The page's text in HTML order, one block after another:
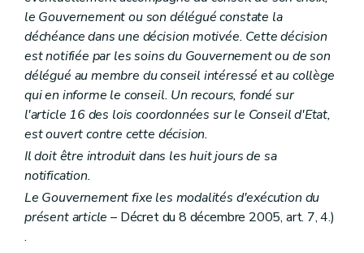
Art. L2212-23
Art. L2212-24
Art. L2212-25
Art. L2212-26
Art. L2212-27
Sous-section 3 Droit à l'information
Art. L2212-28
Art. L2212-29
Art. L2212-30
Art. L2212-31
Sous-section 4 Attributions du conseil provincial
Art. L2212-33
Art. L2212-34
le Gouvernement ou son délégué constate la
déchéance dans une décision motivée. Cette décision
est notifiée par les soins du Gouvernement ou de son
délégué au membre du conseil intéressé et au collège
qui en informe le conseil. Un recours, fondé sur
l'article 16 des lois coordonnées sur le Conseil d'Etat,
est ouvert contre cette décision.
Il doit être introduit dans les huit jours de sa
notification.
Le Gouvernement fixe les modalités d'exécution du
présent article – Décret du 8 décembre 2005, art. 7, 4.)
.